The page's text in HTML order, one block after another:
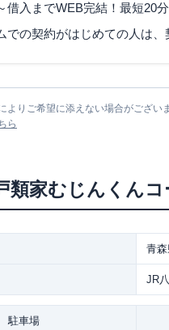
借入までWEB完結！最短20
での契約がはじめての人は
よりご希望に添えない場合がございま
ら
類家むじんくんコ
青
JR
駐車場